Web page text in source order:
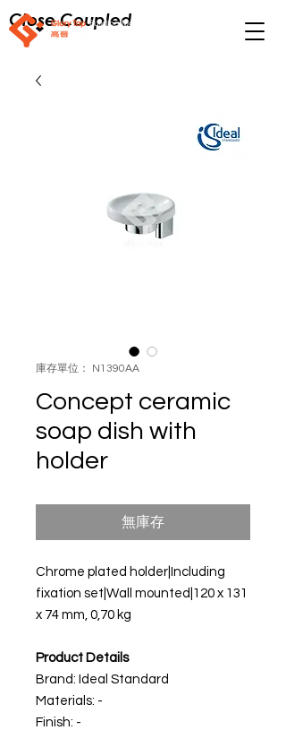
Close Coupled
庫存單位： N1390AA
Concept ceramic
soap dish with
holder
無庫存
Chrome plated holder|Including
fixation set|Wall mounted|120 x 131
x 74 mm, 0,70 kg
Product Details
Brand: Ideal Standard
Materials: -
Finish: -